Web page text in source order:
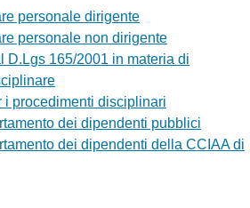
personale dirigente
personale non dirigente
D.Lgs 165/2001 in materia di
i procedimenti disciplinari
dei dipendenti pubblici
dei dipendenti della CCIAA di